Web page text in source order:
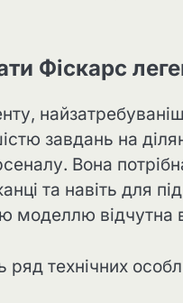
Фіскарс
завдань на
Вона
та навіть для
відчутна
технічних